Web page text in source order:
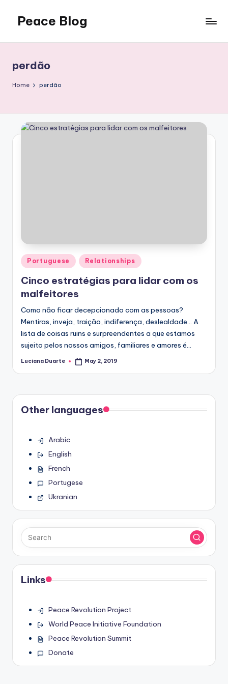
content
Peace Blog
Peace
Like
This
perdão
Home perdão
Posted
in
Portuguese Relationships
Cinco estratégias para lidar com os
malfeitores
Como não ficar decepcionado com as pessoas?
Mentiras, inveja, traição, indiferença, deslealdade… A
lista de coisas ruins e surpreendentes a que estamos
sujeito pelos nossos amigos, familiares e amores é…
Posted
Luciana Duarte May 2, 2019
Other languages
Arabic
English
French
Portugese
Ukranian
Links
Peace Revolution Project
World Peace Initiative Foundation
Peace Revolution Summit
Donate